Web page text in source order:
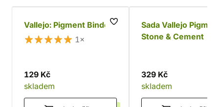
Vallejo: Pigment Binder
1×
129 Kč
skladem
Sada Vallejo
Stone & Cement
329 Kč
skladem